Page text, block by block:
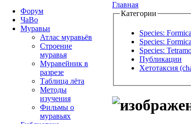
Главная
Категории
Species:
Species:
Species:
Публикации
Хетотаксия
Форум
ЧаВо
Муравьи
Атлас муравьёв
Строение
муравья
Муравейник в
разрезе
Таблица лёта
Методы
изучения
Фильмы о
муравьях